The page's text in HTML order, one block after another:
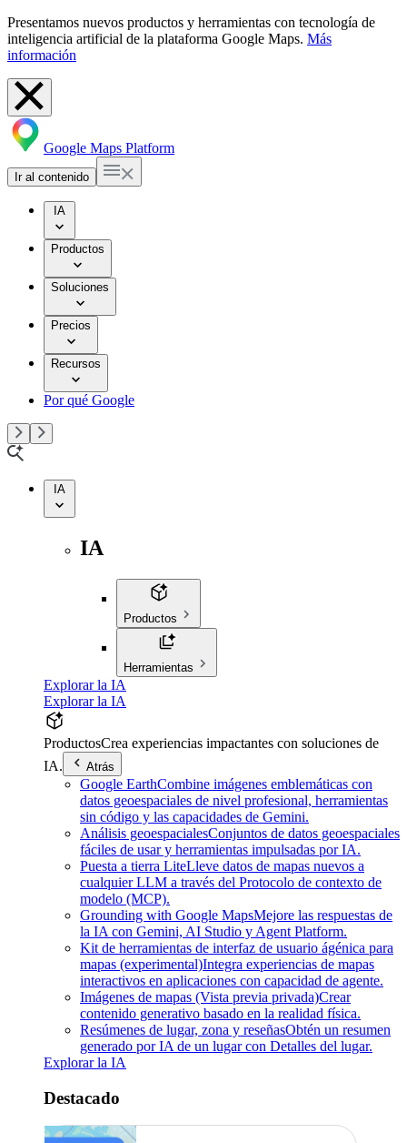
Presentamos nuevos productos y herramientas con tecnología de
inteligencia artificial de la plataforma Google Maps. Más
información
Google Maps Platform
Ir al contenido
IA
Productos
Soluciones
Precios
Recursos
Por qué Google
IA
IA
Productos
Herramientas
Explorar la IA
Explorar la IA
ProductosCrea experiencias impactantes con soluciones de
IA.
Atrás
Google EarthCombine imágenes emblemáticas con
datos geoespaciales de nivel profesional, herramientas
sin código y las capacidades de Gemini.
Análisis geoespacialesConjuntos de datos geoespaciales
fáciles de usar y herramientas impulsadas por IA.
Puesta a tierra LiteLleve datos de mapas nuevos a
cualquier LLM a través del Protocolo de contexto de
modelo (MCP).
Grounding with Google MapsMejore las respuestas de
la IA con Gemini, AI Studio y Agent Platform.
Kit de herramientas de interfaz de usuario ágénica para
mapas (experimental)Integra experiencias de mapas
interactivos en aplicaciones con capacidad de agente.
Imágenes de mapas (Vista previa privada)Crear
contenido generativo basado en la realidad física.
Resúmenes de lugar, zona y reseñasObtén un resumen
generado por IA de un lugar con Detalles del lugar.
Explorar la IA
Destacado